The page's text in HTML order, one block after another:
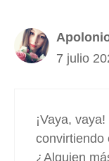
7 julio
¡Vaya,
convirtiendo
¿Alguien